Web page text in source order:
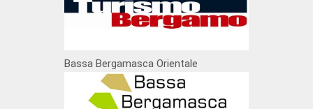
Bassa Bergamasca Orientale